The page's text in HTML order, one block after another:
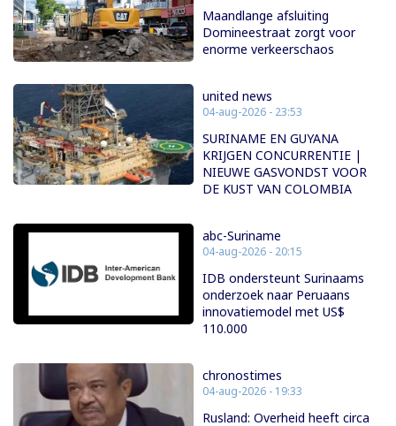
Maandlange afsluiting
Domineestraat zorgt voor
enorme verkeerschaos
united news
04-aug-2026 - 23:53
SURINAME EN GUYANA
KRIJGEN CONCURRENTIE |
NIEUWE GASVONDST VOOR
DE KUST VAN COLOMBIA
abc-Suriname
04-aug-2026 - 20:15
IDB ondersteunt Surinaams
onderzoek naar Peruaans
innovatiemodel met US$
110.000
chronostimes
04-aug-2026 - 19:33
Rusland: Overheid heeft circa